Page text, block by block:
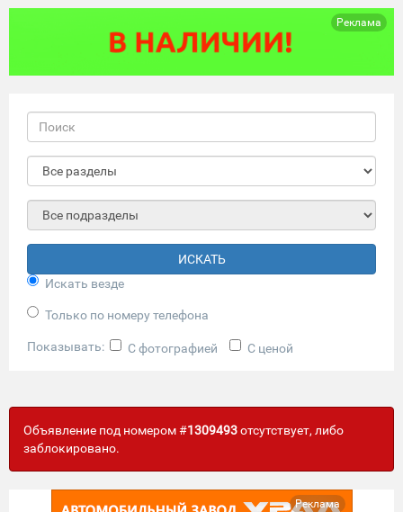
Реклама
ИСКАТЬ
Искать везде
Только по номеру телефона
Показывать: С фотографией С ценой
Объявление под номером #1309493отсутствует, либо
заблокировано.
Реклама